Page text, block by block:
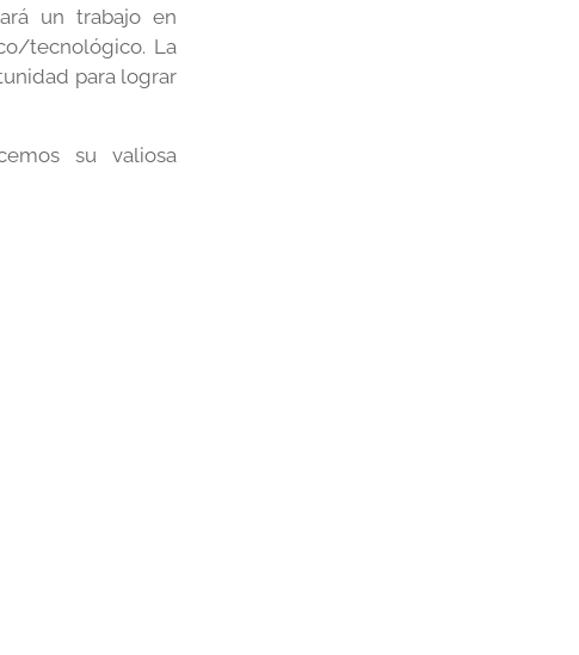
un trabajo en
tecnológico. La
para lograr
su valiosa